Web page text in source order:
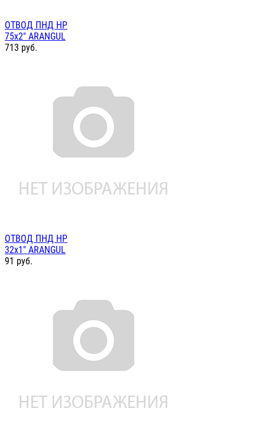
ОТВОД ПНД НР
75х2" ARANGUL
713 руб.
ОТВОД ПНД НР
32х1" ARANGUL
91 руб.